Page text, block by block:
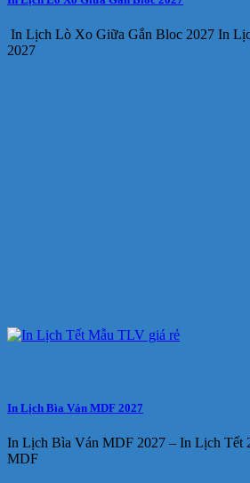
In Lịch Lò Xo Giữa Gắn Bloc 2027 In
2027
In Lịch Bìa Ván MDF 2027
In Lịch Bìa Ván MDF 2027 – In Lịch Tết
MDF